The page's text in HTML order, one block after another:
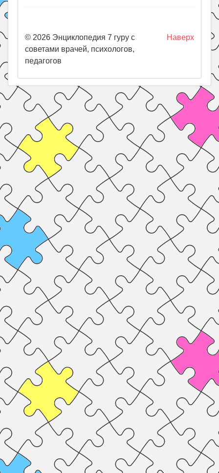
Наверх
© 2026 Энциклопедия 7 гуру с
советами врачей, психологов,
педагогов